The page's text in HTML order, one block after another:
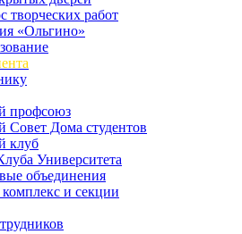
творческих работ
«Ольгино»
профсоюз
Совет Дома студентов
клуб
Университета
объединения
и секции